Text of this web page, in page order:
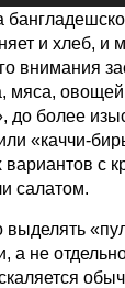
и хлеб, и
внимания
мяса,
до более
«каччи-
вариантов
салатом.
а не